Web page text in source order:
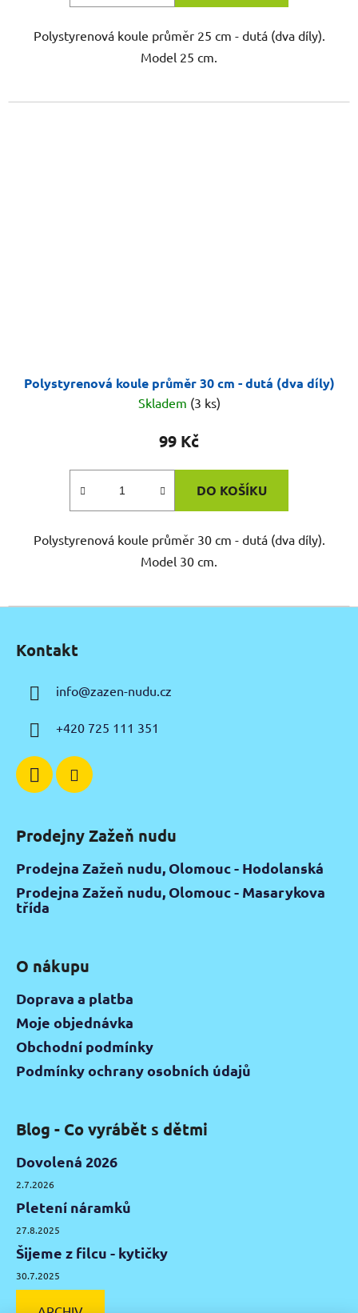
Polystyrenová koule průměr 25 cm - dutá (dva díly).
Model 25 cm.
Polystyrenová koule průměr 30 cm - dutá (dva díly)
Skladem (3 ks)
99 Kč
DO KOŠÍKU
Polystyrenová koule průměr 30 cm - dutá (dva díly).
Model 30 cm.
Kontakt
info@zazen-nudu.cz
+420 725 111 351
Prodejny Zažeň nudu
Prodejna Zažeň nudu, Olomouc - Hodolanská
Prodejna Zažeň nudu, Olomouc - Masarykova
třída
O nákupu
Doprava a platba
Moje objednávka
Obchodní podmínky
Podmínky ochrany osobních údajů
Blog - Co vyrábět s dětmi
Dovolená 2026
2.7.2026
Pletení náramků
27.8.2025
Šijeme z filcu - kytičky
30.7.2025